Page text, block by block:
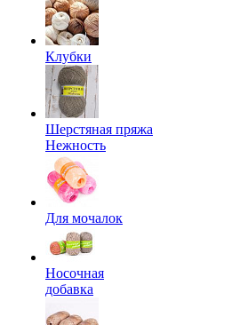
Клубки
Шерстяная пряжа
Нежность
Для мочалок
Носочная
добавка